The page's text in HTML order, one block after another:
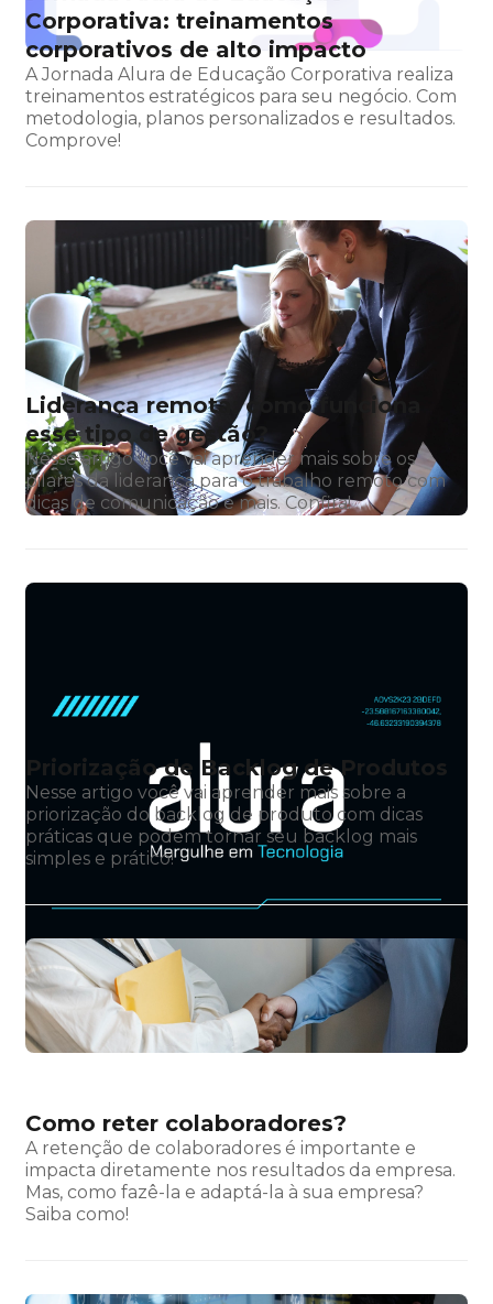
Corporativa: treinamentos
corporativos de alto impacto
A Jornada Alura de Educação Corporativa realiza
treinamentos estratégicos para seu negócio. Com
metodologia, planos personalizados e resultados.
Comprove!
Liderança remota: como funciona
esse tipo de gestão?
Nesse artigo você vai aprender mais sobre os
pilares da liderança para o trabalho remoto com
dicas de comunicação e mais. Confira!
Priorização de Backlog de Produtos
Nesse artigo você vai aprender mais sobre a
priorização do backlog de produto com dicas
práticas que podem tornar seu backlog mais
simples e prático!
Como reter colaboradores?
A retenção de colaboradores é importante e
impacta diretamente nos resultados da empresa.
Mas, como fazê-la e adaptá-la à sua empresa?
Saiba como!